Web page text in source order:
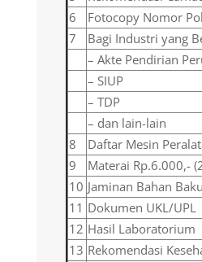
6
Fotocopy Nomor
7
Bagi Industri yang
– Akte Pendirian
– SIUP
– TDP
– dan lain-lain
8
Daftar Mesin
9
Materai Rp.6.000,-
10 Jaminan Bahan Baku
11 Dokumen UKL/UPL
12 Hasil Laboratorium
13 Rekomendasi